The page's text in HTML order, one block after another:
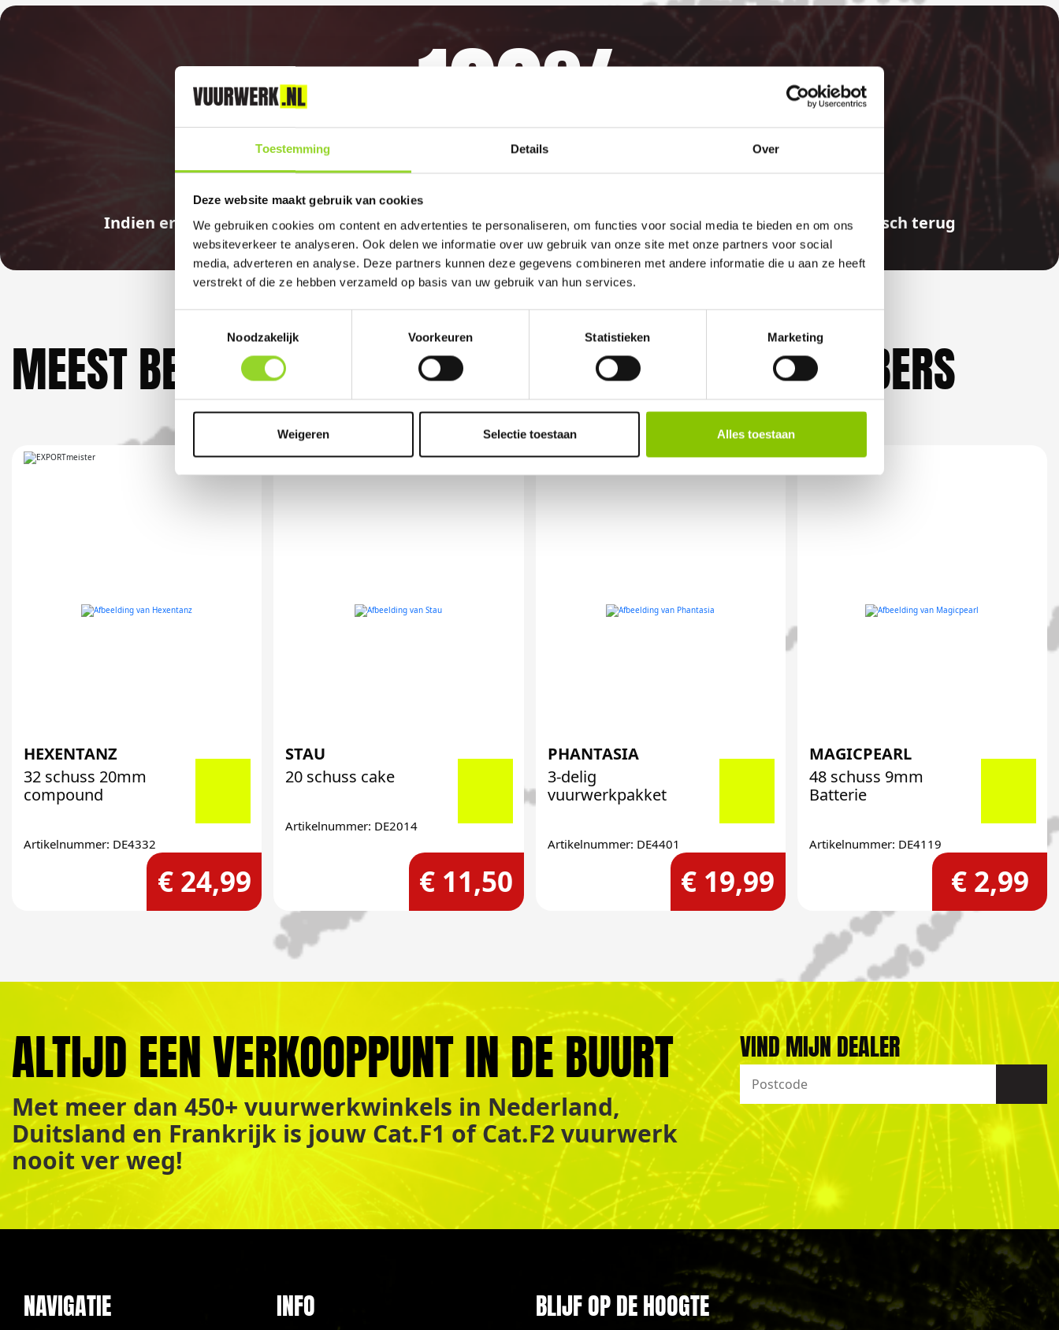
Toestemming Details Over
Deze website maakt gebruik van cookies
We gebruiken cookies om content en advertenties te personaliseren, om functies voor social media te bieden en om ons
websiteverkeer te analyseren. Ook delen we informatie over uw gebruik van onze site met onze partners voor social
media, adverteren en analyse. Deze partners kunnen deze gegevens combineren met andere informatie die u aan ze heeft
verstrekt of die ze hebben verzameld op basis van uw gebruik van hun services.
Noodzakelijk
Voorkeuren Statistieken Marketing
Weigeren Selectie toestaan Alles toestaan
100%
GELD TERUG GARANTIE
Indien er in 2026 weer een landelijk vuurwerkverbod is, storten wij de betaalde bedragen automatisch terug
MEEST BEKEKEN DOOR ANDERE VUURWERKLIEFHEBBERS
HEXENTANZ
32 schuss 20mm
compound
Artikelnummer: DE4332
€ 24,99
STAU
20 schuss cake
Artikelnummer: DE2014
€ 11,50
PHANTASIA
3-delig
vuurwerkpakket
Artikelnummer: DE4401
€ 19,99
MAGICPEARL
48 schuss 9mm
Batterie
Artikelnummer: DE4119
€ 2,99
ALTIJD EEN VERKOOPPUNT IN DE BUURT
Met meer dan 450+ vuurwerkwinkels in Nederland,
Duitsland en Frankrijk is jouw Cat.F1 of Cat.F2 vuurwerk
nooit ver weg!
VIND MIJN DEALER
NAVIGATIE INFO BLIJF OP DE HOOGTE